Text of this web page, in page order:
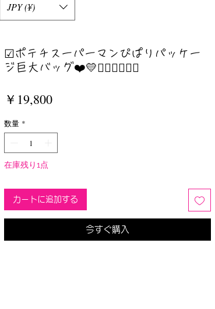
☑︎ポテチスーパーマンぴぱりパッケー
ジ巨大バッグ❤️💛🦸🏼‍♂️🦸🏼‍♀️
￥19,800価
数量 *
在庫残り1点
カートに追加する
今すぐ購入
JPY (¥)